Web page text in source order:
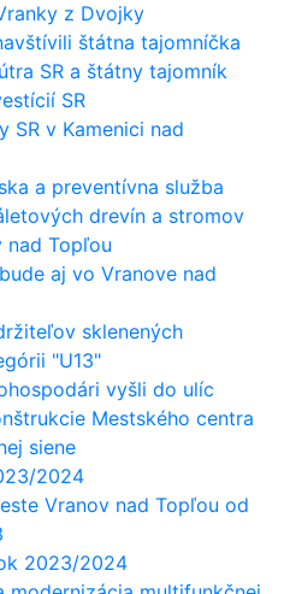
z Dvojky
štátna tajomníčka
SR a štátny tajomník
SR
SR v Kamenici nad
a preventívna služba
drevín a stromov
nad Topľou
aj vo Vranove nad
sklenených
"U13"
vyšli do ulíc
Mestského centra
siene
2024
Vranov nad Topľou od
2023/2024